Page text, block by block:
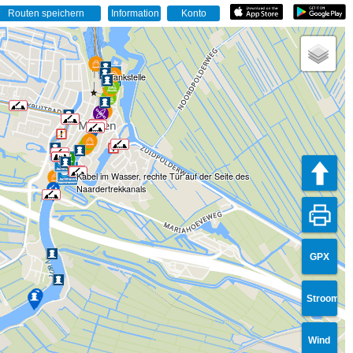
GPX
Stroom
Wind
Tankstelle
Kabel im Wasser, rechte Tür auf der Seite des
Naardertrekkanals